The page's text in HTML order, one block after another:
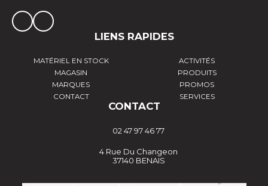
LIENS RAPIDES
MATÉRIEL EN STOCK
ACTIVITÉS
MAGASIN
PRODUITS
MARQUES
PROMOS
CONTACT
SERVICES
CONTACT
02 47 97 46 77
4 Rue Du Changeon
37140 BENAIS